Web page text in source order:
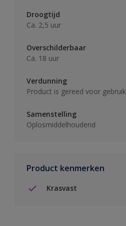
Droogtijd
Ca. 2,5 uur
Overschilderbaar
Ca. 18 uur
Verdunning
Product is gereed voor gebruik
Samenstelling
Oplosmiddelhoudend
Product kenmerken
Krasvast